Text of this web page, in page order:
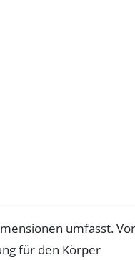
umfasst.
für den Körper